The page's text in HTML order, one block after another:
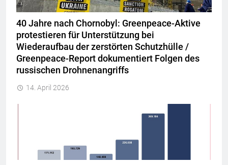
40 Jahre nach Chornobyl: Greenpeace-Aktive
protestieren für Unterstützung bei
Wiederaufbau der zerstörten Schutzhülle /
Greenpeace-Report dokumentiert Folgen des
russischen Drohnenangriffs
14. April 2026